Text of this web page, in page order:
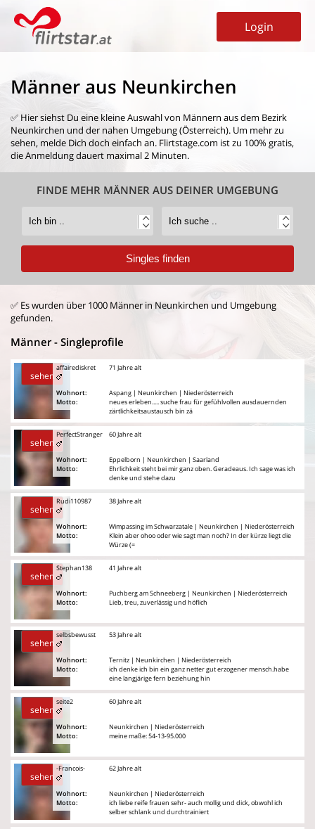
Login
Männer aus Neunkirchen
✅ Hier siehst Du eine kleine Auswahl von Männern aus dem Bezirk
Neunkirchen und der nahen Umgebung (Österreich). Um mehr zu
sehen, melde Dich doch einfach an. Flirtstage.com ist zu 100% gratis,
die Anmeldung dauert maximal 2 Minuten.
FINDE MEHR MÄNNER AUS DEINER UMGEBUNG
✅ Es wurden über 1000 Männer in Neunkirchen und Umgebung
gefunden.
Männer - Singleprofile
sehen
affairediskret
Wohnort:
Motto:
71 Jahre alt
Aspang | Neunkirchen | Niederösterreich
neues erleben..... suche frau für gefühlvollen ausdauernden
zärtlichkeitsaustausch bin zä
sehen
PerfectStranger
Wohnort:
Motto:
60 Jahre alt
Eppelborn | Neunkirchen | Saarland
Ehrlichkeit steht bei mir ganz oben. Geradeaus. Ich sage was ich
denke und stehe dazu
sehen
Rudi110987
Wohnort:
Motto:
38 Jahre alt
Wimpassing im Schwarzatale | Neunkirchen | Niederösterreich
Klein aber ohoo oder wie sagt man noch? In der kürze liegt die
Würze (=
sehen
Stephan138
Wohnort:
Motto:
41 Jahre alt
Puchberg am Schneeberg | Neunkirchen | Niederösterreich
Lieb, treu, zuverlässig und höflich
sehen
selbsbewusst
Wohnort:
Motto:
53 Jahre alt
Ternitz | Neunkirchen | Niederösterreich
ich denke ich bin ein ganz netter gut erzogener mensch.habe
eine langjärige fern beziehung hin
sehen
seite2
Wohnort:
Motto:
60 Jahre alt
Neunkirchen | Niederösterreich
meine maße: 54-13-95.000
sehen
-Francois-
Wohnort:
Motto:
62 Jahre alt
Neunkirchen | Niederösterreich
ich liebe reife frauen sehr- auch mollig und dick, obwohl ich
selber schlank und durchtrainiert